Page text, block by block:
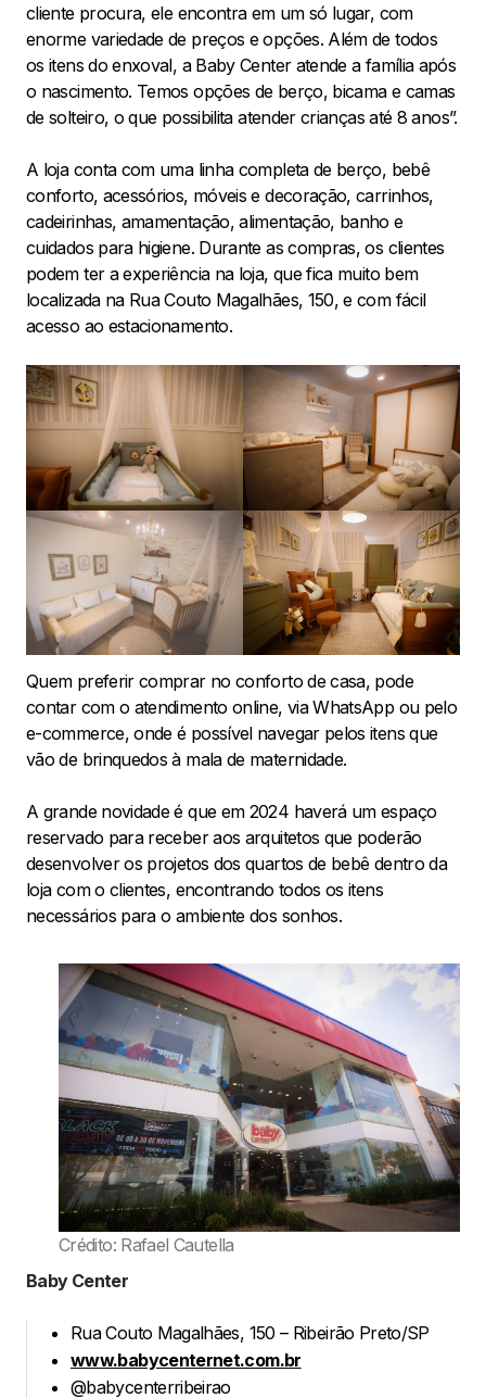
cliente procura, ele encontra em um só lugar, com
enorme variedade de preços e opções. Além de todos
os itens do enxoval, a Baby Center atende a família após
o nascimento. Temos opções de berço, bicama e camas
de solteiro, o que possibilita atender crianças até 8 anos”.
A loja conta com uma linha completa de berço, bebê
conforto, acessórios, móveis e decoração, carrinhos,
cadeirinhas, amamentação, alimentação, banho e
cuidados para higiene. Durante as compras, os clientes
podem ter a experiência na loja, que fica muito bem
localizada na Rua Couto Magalhães, 150, e com fácil
acesso ao estacionamento.
Quem preferir comprar no conforto de casa, pode
contar com o atendimento online, via WhatsApp ou pelo
e-commerce, onde é possível navegar pelos itens que
vão de brinquedos à mala de maternidade.
A grande novidade é que em 2024 haverá um espaço
reservado para receber aos arquitetos que poderão
desenvolver os projetos dos quartos de bebê dentro da
loja com o clientes, encontrando todos os itens
necessários para o ambiente dos sonhos.
Crédito: Rafael Cautella
Baby Center
Rua Couto Magalhães, 150 – Ribeirão Preto/SP
www.babycenternet.com.br
@babycenterribeirao